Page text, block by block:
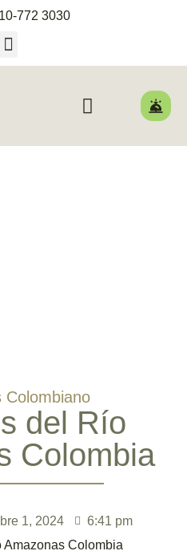
772 3030
Colombiano
del Río
Colombia
1, 2024 6:41 pm